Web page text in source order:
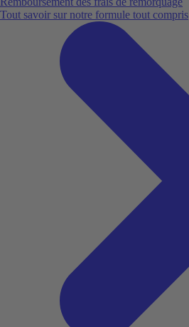
Tout savoir sur notre formule tout compris